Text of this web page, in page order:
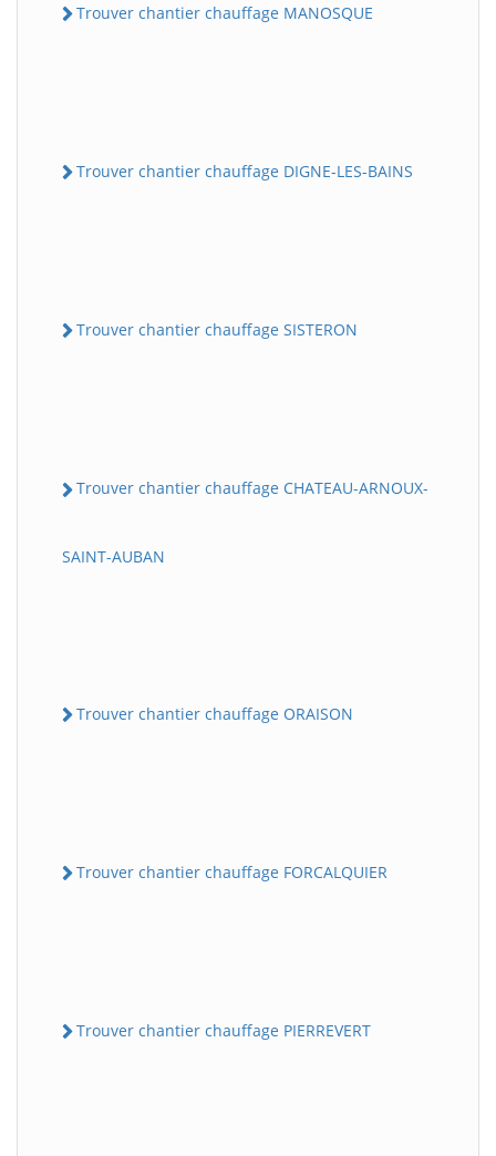
Trouver chantier chauffage MANOSQUE
Trouver chantier chauffage DIGNE-LES-BAINS
Trouver chantier chauffage SISTERON
Trouver chantier chauffage CHATEAU-ARNOUX-
SAINT-AUBAN
Trouver chantier chauffage ORAISON
Trouver chantier chauffage FORCALQUIER
Trouver chantier chauffage PIERREVERT